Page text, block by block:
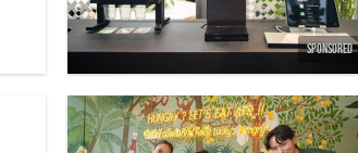
SPONSORED